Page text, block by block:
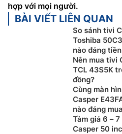
hợp với mọi người.
BÀI VIẾT LIÊN QUAN
So sánh tivi
Toshiba
nào đáng
Nên mua tivi
TCL 43S5K
đồng?
Cùng màn
Casper
nào đáng
Tầm giá 6 –
Casper 50